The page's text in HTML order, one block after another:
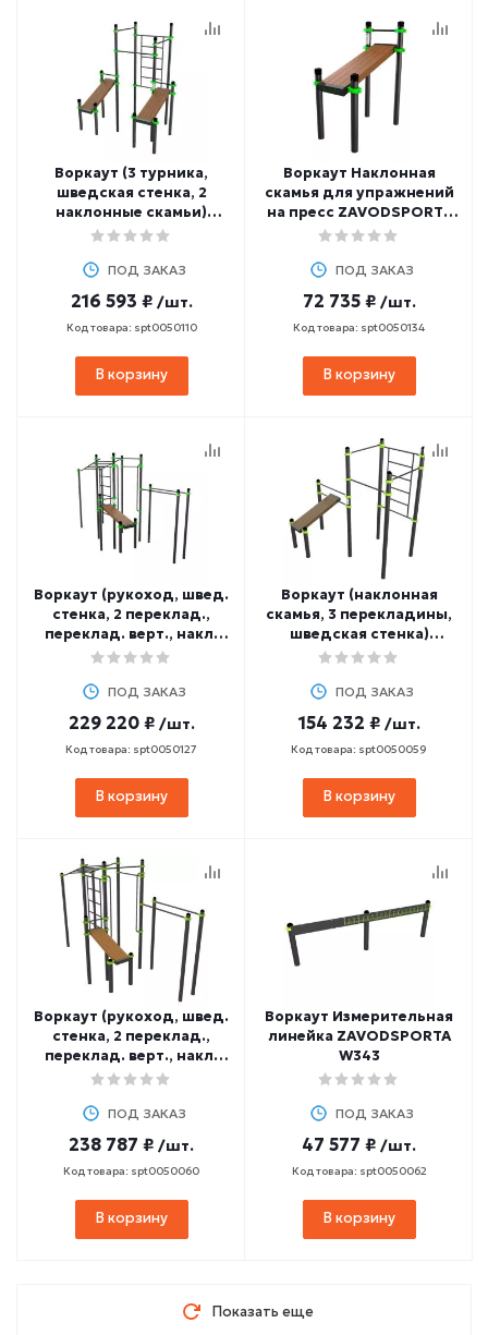
Воркаут (3 турника,
шведская стенка, 2
наклонные скамьи)
ZAVODSPORTA W221
ПОД ЗАКАЗ
216 593 ₽ /шт.
Код товара: spt0050110
В корзину
Воркаут Наклонная
скамья для упражнений
на пресс ZAVODSPORTA
W208
ПОД ЗАКАЗ
72 735 ₽ /шт.
Код товара: spt0050134
В корзину
Воркаут (рукоход, швед.
стенка, 2 переклад.,
переклад. верт., накл.
скамья, брусья)
ПОД ЗАКАЗ
229 220 ₽ /шт.
Код товара: spt0050127
В корзину
Воркаут (наклонная
скамья, 3 перекладины,
шведская стенка)
ZAVODSPORTA W330
ПОД ЗАКАЗ
154 232 ₽ /шт.
Код товара: spt0050059
В корзину
Воркаут (рукоход, швед.
стенка, 2 переклад.,
переклад. верт., накл.
скамья, брусья)
ПОД ЗАКАЗ
238 787 ₽ /шт.
Код товара: spt0050060
В корзину
Воркаут Измерительная
линейка ZAVODSPORTA
W343
ПОД ЗАКАЗ
47 577 ₽ /шт.
Код товара: spt0050062
В корзину
Показать еще